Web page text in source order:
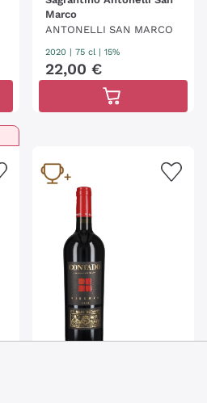
Marco
ANTONELLI SAN MARCO
2020 75 cl | 15%
22,00 €